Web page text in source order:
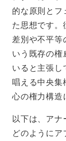
的な原則と
た思想です
差別や不平等
いう既存の
いると主張
唱える中央集
心の権力構造
以下は、ア
どのようにア